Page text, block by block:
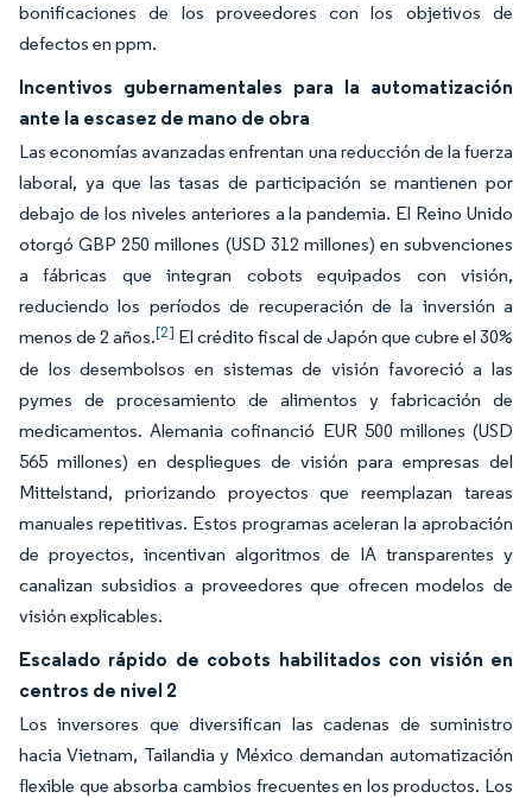
bonificaciones de los proveedores con los objetivos de
defectos en ppm.
Incentivos gubernamentales para la automatización
ante la escasez de mano de obra
Las economías avanzadas enfrentan una reducción de la fuerza
laboral, ya que las tasas de participación se mantienen por
debajo de los niveles anteriores a la pandemia. El Reino Unido
otorgó GBP 250 millones (USD 312 millones) en subvenciones
a fábricas que integran cobots equipados con visión,
reduciendo los períodos de recuperación de la inversión a
menos de 2 años.[2] El crédito fiscal de Japón que cubre el 30%
de los desembolsos en sistemas de visión favoreció a las
pymes de procesamiento de alimentos y fabricación de
medicamentos. Alemania cofinanció EUR 500 millones (USD
565 millones) en despliegues de visión para empresas del
Mittelstand, priorizando proyectos que reemplazan tareas
manuales repetitivas. Estos programas aceleran la aprobación
de proyectos, incentivan algoritmos de IA transparentes y
canalizan subsidios a proveedores que ofrecen modelos de
visión explicables.
Escalado rápido de cobots habilitados con visión en
centros de nivel 2
Los inversores que diversifican las cadenas de suministro
hacia Vietnam, Tailandia y México demandan automatización
flexible que absorba cambios frecuentes en los productos. Los